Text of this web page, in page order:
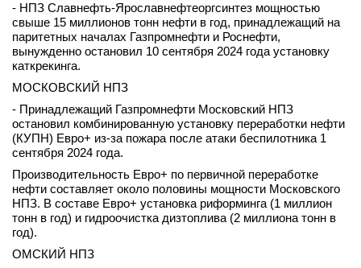
- НПЗ Славнефть-Ярославнефтеоргсинтез мощностью
свыше 15 миллионов тонн нефти в год, принадлежащий на
паритетных началах Газпромнефти и Роснефти,
вынужденно остановил 10 сентября 2024 года установку
каткрекинга.
МОСКОВСКИЙ НПЗ
- Принадлежащий Газпромнефти Московский НПЗ
остановил комбинированную установку переработки нефти
(КУПН) Евро+ из-за пожара после атаки беспилотника 1
сентября 2024 года.
Производительность Евро+ по первичной переработке
нефти составляет около половины мощности Московского
НПЗ. В составе Евро+ установка риформинга (1 миллион
тонн в год) и гидроочистка дизтоплива (2 миллиона тонн в
год).
ОМСКИЙ НПЗ